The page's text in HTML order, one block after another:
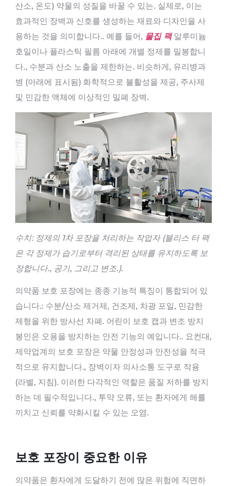
산소, 온도) 약물의 성질을 바꿀 수 있는. 실제로, 이는
효과적인 장벽과 신호를 생성하는 재료와 디자인을 사
용하는 것을 의미합니다.. 예를 들어, 물집 팩알루미늄
호일이나 플라스틱 필름 아래에 개별 정제를 밀봉합니
다., 수분과 산소 노출을 제한하는. 비슷하게, 유리병과
병 (아래에 표시됨) 화학적으로 불활성을 제공, 주사제
및 민감한 액체에 이상적인 밀폐 장벽.
수치: 정제의 1차 포장을 처리하는 작업자 (블리스 터 팩
은 각 정제가 습기로부터 격리된 상태를 유지하도록 보
장합니다., 공기, 그리고 변조.).
의약품 보호 포장에는 종종 기능적 특징이 통합되어 있
습니다.: 수분/산소 제거제, 건조제, 차광 포일, 민감한
제형을 위한 방사선 차폐. 어린이 보호 캡과 변조 방지
봉인은 오용을 방지하는 안전 기능의 예입니다.. 요컨대,
제약업계의 보호 포장은 약물 안정성과 안전성을 적극
적으로 유지합니다., 장벽이자 의사소통 도구로 작용
(라벨, 지침). 이러한 다각적인 역할은 품질 저하를 방지
하는 데 필수적입니다., 투약 오류, 또는 환자에게 해를
끼치고 신뢰를 약화시킬 수 있는 오염.
보호 포장이 중요한 이유
의약품은 환자에게 도달하기 전에 많은 위험에 직면하